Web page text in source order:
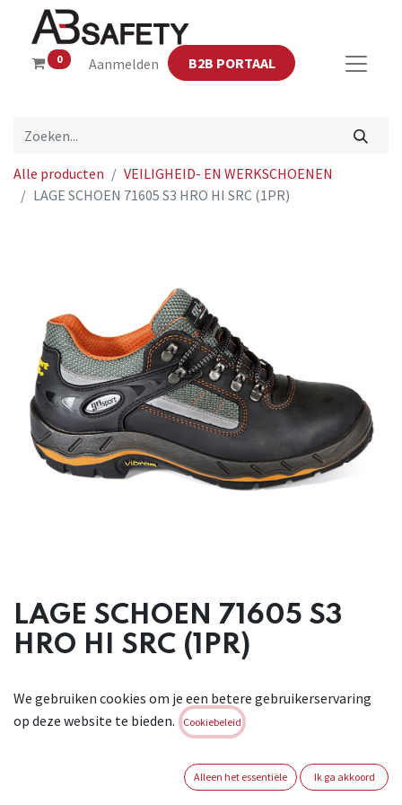
0 Aanmelden B2B PORTAAL
Alle producten
VEILIGHEID- EN WERKSCHOENEN
LAGE SCHOEN 71605 S3 HRO HI SRC (1PR)
LAGE SCHOEN 71605 S3
HRO HI SRC (1PR)
Dit product is niet meer beschikbaar.
We gebruiken cookies om je een betere gebruikerservaring
op deze website te bieden.
Cookiebeleid
Alleen het essentiële Ik ga akkoord